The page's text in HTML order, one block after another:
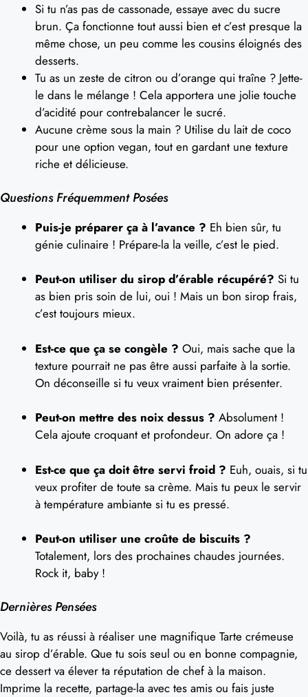
Si tu n’as pas de cassonade, essaye avec du sucre
brun. Ça fonctionne tout aussi bien et c’est presque la
même chose, un peu comme les cousins éloignés des
desserts.
Tu as un zeste de citron ou d’orange qui traîne ? Jette-
le dans le mélange ! Cela apportera une jolie touche
d’acidité pour contrebalancer le sucré.
Aucune crème sous la main ? Utilise du lait de coco
pour une option vegan, tout en gardant une texture
riche et délicieuse.
Questions Fréquemment Posées
Puis-je préparer ça à l’avance ? Eh bien sûr, tu
génie culinaire ! Prépare-la la veille, c’est le pied.
Peut-on utiliser du sirop d’érable récupéré? Si tu
as bien pris soin de lui, oui ! Mais un bon sirop frais,
c’est toujours mieux.
Est-ce que ça se congèle ? Oui, mais sache que la
texture pourrait ne pas être aussi parfaite à la sortie.
On déconseille si tu veux vraiment bien présenter.
Peut-on mettre des noix dessus ? Absolument !
Cela ajoute croquant et profondeur. On adore ça !
Est-ce que ça doit être servi froid ? Euh, ouais, si tu
veux profiter de toute sa crème. Mais tu peux le servir
à température ambiante si tu es pressé.
Peut-on utiliser une croûte de biscuits ?
Totalement, lors des prochaines chaudes journées.
Rock it, baby !
Dernières Pensées
Voilà, tu as réussi à réaliser une magnifique Tarte crémeuse
au sirop d’érable. Que tu sois seul ou en bonne compagnie,
ce dessert va élever ta réputation de chef à la maison.
Imprime la recette, partage-la avec tes amis ou fais juste